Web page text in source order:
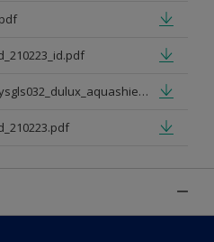
7191364597chm2502chysgls032_dulux_aquashield.pdf